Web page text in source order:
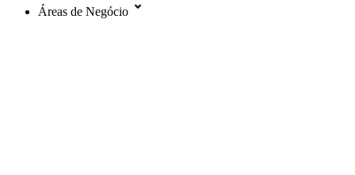
Áreas de Negócio